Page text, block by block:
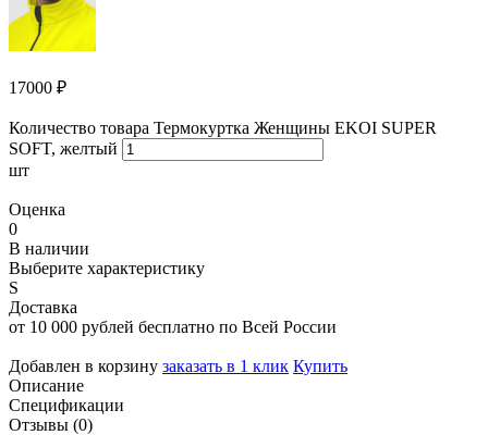
17000 ₽
Количество товара Термокуртка Женщины EKOI SUPER
SOFT, желтый
шт
Оценка
0
В наличии
Выберите характеристику
S
Доставка
от 10 000 рублей бесплатно по Всей России
Добавлен в корзину заказать в 1 клик Купить
Описание
Спецификации
Отзывы (0)